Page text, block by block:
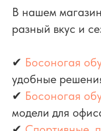
В нашем
разный вкус и
✔ Босоногая
удобные
✔ Босоногая
модели для